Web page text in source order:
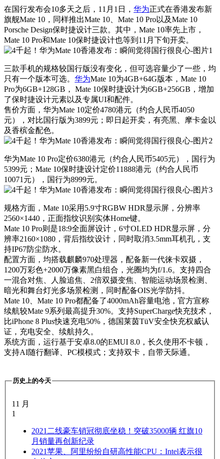
在国行发布会10多天之后，11月1日， 华为正式在香港发布新
旗舰Mate 10，同样推出Mate 10、Mate 10 Pro以及Mate 10
Porsche Design保时捷设计三款。其中，Mate 10率先上市，
Mate 10 Pro和Mate 10保时捷设计也等到11月下旬开卖。
三款手机的规格较国行版没有变化，但可选容量少了一些，均
只有一个版本可选。 华为Mate 10为4GB+64G版本，Mate 10
Pro为6GB+128GB， Mate 10保时捷设计为6GB+256GB，增加
了保时捷设计元素以及专属UI和配件。
售价方面，华为Mate 10定价4780港元（约合人民币4050
元），对比国行版为3899元；即日起开卖，有亮黑、摩卡金以
及香槟金配色。
华为Mate 10 Pro定价6380港元（约合人民币5405元），国行为
5399元；Mate 10保时捷设计定价11888港元（约合人民币
10071元），国行为8999元。
规格方面，Mate 10采用5.9寸RGBW HDR显示屏，分辨率
2560×1440，正面指纹识别实体Home键。
Mate 10 Pro则是18:9全面屏设计，6寸OLED HDR显示屏，分
辨率2160×1080，背后指纹设计，同时取消3.5mm耳机孔，支
持IP67防尘防水。
配置方面，均搭载麒麟970处理器，配备新一代徕卡双摄，
1200万彩色+2000万像素黑白组合，光圈均为f/1.6。支持四合
一混合对焦、人脸追焦、2倍双摄变焦、智能运动场景检测、
暗光和舞台灯光多场景检测，同时配备OIS光学防抖。
Mate 10、Mate 10 Pro都配备了4000mAh容量电池，官方宣称
续航较Mate 9系列最高提升30%。支持SuperCharge快充技术，
比iPhone 8 Plus快速充电50%，德国莱茵TüV安全快充权威认
证，充电安全、续航持久。
系统方面，运行基于安卓8.0的EMUI 8.0，长久使用不卡顿，
支持AI随行翻译、PC模模式；支持双卡，自带天际通。
历史上的今天
11 月
1
2021 二线豪车销冠彻底坐稳！突破35000辆 红旗10
月销量再创新纪录
2021苹果、阿里纷纷自研高性能CPU：Intel表示很